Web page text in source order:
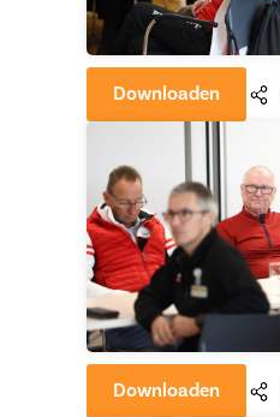
Downloaden
Downloaden